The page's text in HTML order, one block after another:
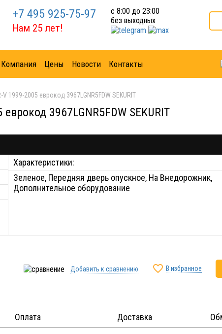
+7 495 925-75-97
Нам 25 лет!
с 8:00 до 23:00
без выходных
Компания Цены Новости Контакты
1999-2005 еврокод 3967LGNR5FDW SEKURIT
3967LGNR5FDW SEKURIT
Характеристики:
Зеленое, Передняя дверь опускное, На Внедорожник,
Дополнительное оборудование
Добавить к сравнению  В избранное
Оплата Доставка